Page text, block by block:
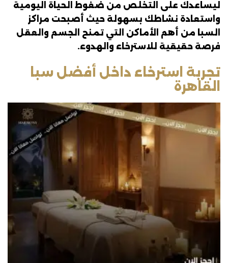
ليساعدك على التخلص من ضغوط الحياة اليومية
واستعادة نشاطك بسهولة حيث أصبحت مراكز
السبا من أهم الأماكن التي تمنح الجسم والعقل
فرصة حقيقية للاسترخاء والهدوء.
تجربة استرخاء داخل أفضل سبا
القاهرة